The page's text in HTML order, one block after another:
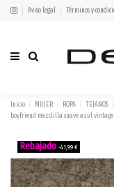
Aviso legal Términos y
Inicio MUJER ROPA TEJANOS
boyfriend mezclilla suave azul vintage
-41,99 €